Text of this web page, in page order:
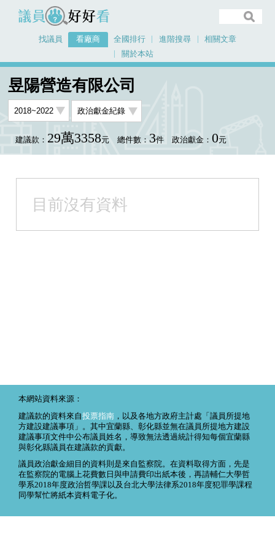
議員好好看
找議員 看廠商 全國排行 進階搜尋
相關文章
關於本站
昱陽營造有限公司
建議款： 29萬3358元 總件數： 3件 政治獻金： 0元
目前沒有資料
本網站資料來源：
建議款的資料來自投票指南 ，以及各地方政府主計處「議員所提地
方建設建議事項」。其中宜蘭縣、彰化縣並無在議員所提地方建設
建議事項文件中公布議員姓名，導致無法透過統計得知每個宜蘭縣
與彰化縣議員在建議款的貢獻。
議員政治獻金細目的資料則是來自監察院。在資料取得方面，先是
在監察院的電腦上花費數日與申請費印出紙本後，再請輔仁大學哲
學系2018年度政治哲學課以及台北大學法律系2018年度犯罪學課程
同學幫忙將紙本資料電子化。